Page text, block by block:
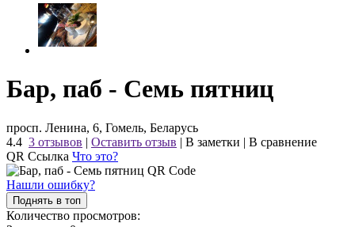
Бар, паб - Семь пятниц
просп. Ленина, 6, Гомель, Беларусь
4.4 3 отзывов | Оставить отзыв | В заметки | В сравнение
QR Ссылка Что это?
Нашли ошибку?
Поднять в топ
Количество просмотров: